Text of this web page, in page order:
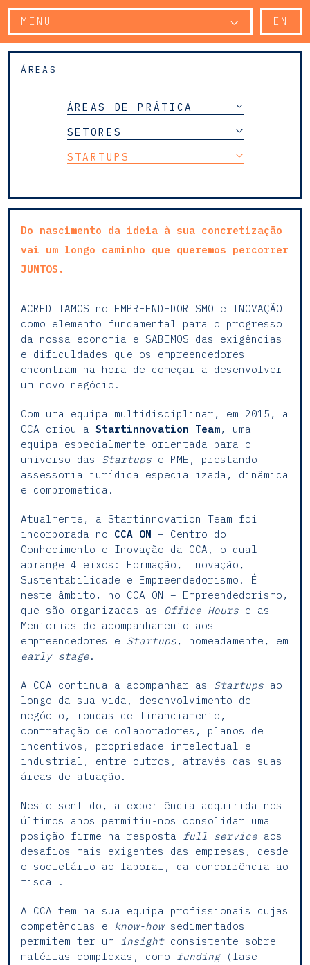
MENU EN
ÁREAS
ÁREAS DE PRÁTICA
SETORES
STARTUPS
Do nascimento da ideia à sua concretização
vai um longo caminho que queremos percorrer
JUNTOS.
ACREDITAMOS no EMPREENDEDORISMO e INOVAÇÃO
como elemento fundamental para o progresso
da nossa economia e SABEMOS das exigências
e dificuldades que os empreendedores
encontram na hora de começar a desenvolver
um novo negócio.
Com uma equipa multidisciplinar, em 2015, a
CCA criou aStartinnovation Team, uma
equipa especialmente orientada para o
universo das Startups e PME, prestando
assessoria jurídica especializada, dinâmica
e comprometida.
Atualmente, a Startinnovation Team foi
incorporada no CCA ON – Centro do
Conhecimento e Inovação da CCA, o qual
abrange 4 eixos: Formação, Inovação,
Sustentabilidade e Empreendedorismo. É
neste âmbito, no CCA ON – Empreendedorismo,
que são organizadas as Office Hours e as
Mentorias de acompanhamento aos
empreendedores e Startups, nomeadamente, em
early stage.
A CCA continua a acompanhar as Startups ao
longo da sua vida, desenvolvimento de
negócio, rondas de financiamento,
contratação de colaboradores, planos de
incentivos, propriedade intelectual e
industrial, entre outros, através das suas
áreas de atuação.
Neste sentido, a experiência adquirida nos
últimos anos permitiu-nos consolidar uma
posição firme na resposta
full service aos
desafios mais exigentes das empresas, desde
o societário ao laboral, da concorrência ao
fiscal.
A CCA tem na sua equipa profissionais cujas
competências e know-howsedimentados
permitem ter um
insightconsistente sobre
matérias complexas, como funding(fase